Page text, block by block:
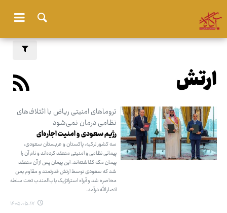
ارتش
تروماهای امنیتی ریاض با ائتلاف‌های
نظامی درمان نمی‌شود
رژیم سعودی و امنیت اجاره‌ای
سه کشور ترکیه، پاکستان و عربستان سعودی،
پیمانی نظامی و امنیتی منعقد کرده‌اند و نام آن را
پیمان مکه گذاشته‌اند. این پیمان پس از آن منعقد
شد که سعودی توسط ارتش قدرتمند و مقاوم یمن
محاصره شد و آبراه استراتژیک باب‌المندب تحت سلطه
انصارالله درآمد.
۱۴۰۵.۰۵.۱۷